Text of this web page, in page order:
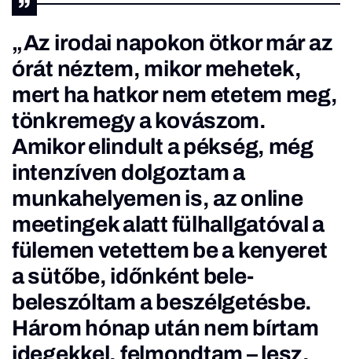
„Az irodai napokon ötkor már az
órát néztem, mikor mehetek,
mert ha hatkor nem etetem meg,
tönkremegy a kovászom.
Amikor elindult a pékség, még
intenzíven dolgoztam a
munkahelyemen is, az online
meetingek alatt fülhallgatóval a
fülemen vetettem be a kenyeret
a sütőbe, időnként bele-
beleszóltam a beszélgetésbe.
Három hónap után nem bírtam